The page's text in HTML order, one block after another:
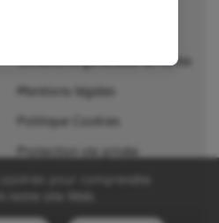
Conditions générales de vente
Mentions légales
Politique Cookies
Protection vie privée